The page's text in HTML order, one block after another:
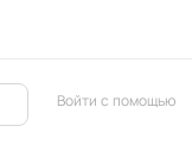
Войти с помощью